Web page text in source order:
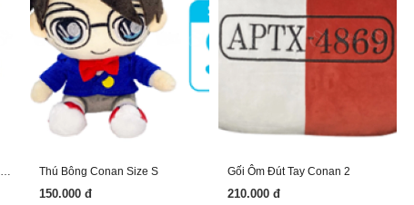
Pr: 162/23 - Móc Khoá Thú Bông - Cừu Hồng Hồng Thú Bông Conan Size S
150.000 đ
Gối Ôm Đút Tay Conan 2
210.000 đ